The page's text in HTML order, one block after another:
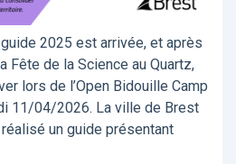
2025 est arrivée, et après
Fête de la Science au Quartz,
lors de l’Open Bidouille Camp
11/04/2026. La ville de Brest
un guide présentant